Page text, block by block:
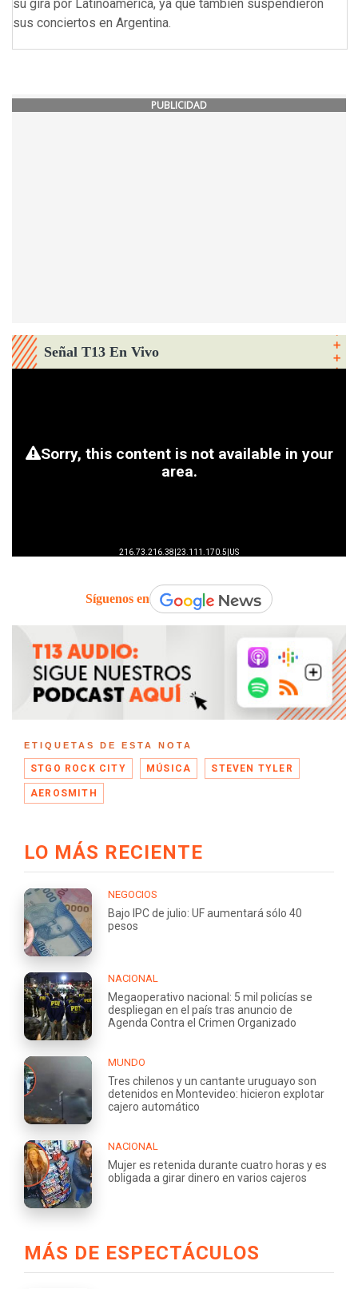
su gira por Latinoamérica, ya que también suspendieron
sus conciertos en Argentina.
PUBLICIDAD
Señal T13 En Vivo
Síguenos en
ETIQUETAS DE ESTA NOTA
STGO ROCK CITY MÚSICA STEVEN TYLER
AEROSMITH
LO MÁS RECIENTE
NEGOCIOS
Bajo IPC de julio: UF aumentará sólo 40
pesos
NACIONAL
Megaoperativo nacional: 5 mil policías se
despliegan en el país tras anuncio de
Agenda Contra el Crimen Organizado
MUNDO
Tres chilenos y un cantante uruguayo son
detenidos en Montevideo: hicieron explotar
cajero automático
NACIONAL
Mujer es retenida durante cuatro horas y es
obligada a girar dinero en varios cajeros
MÁS DE ESPECTÁCULOS